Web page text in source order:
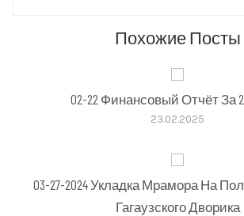
Похожие Посты
02-22 Финансовый Отчёт За
23.02.2025
03-27-2024 Укладка Мрамора На
Гагаузского Дворика